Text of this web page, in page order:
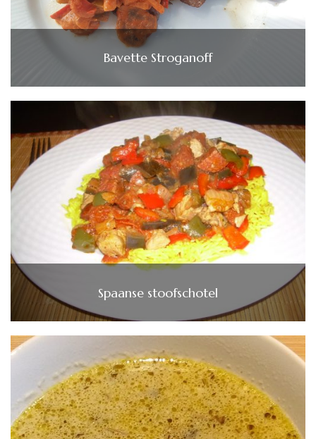
Bavette Stroganoff
Spaanse stoofschotel